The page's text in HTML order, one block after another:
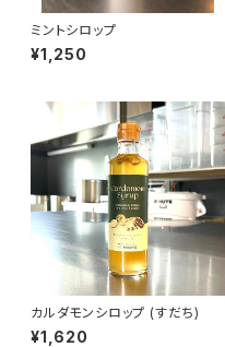
ミントシロップ
¥1,250
カルダモンシロップ (すだち)
¥1,620